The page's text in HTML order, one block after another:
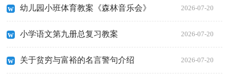
幼儿园小班体育教案《森林音乐会》 2026-07-20
小学语文第九册总复习教案 2026-07-20
关于贫穷与富裕的名言警句介绍 2026-07-20